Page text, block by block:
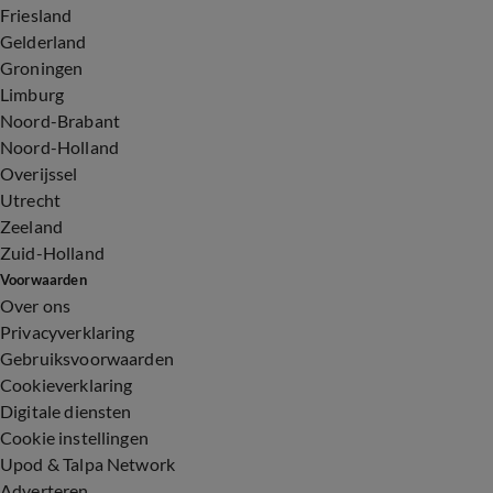
Friesland
Gelderland
Groningen
Limburg
Noord-Brabant
Noord-Holland
Overijssel
Utrecht
Zeeland
Zuid-Holland
Voorwaarden
Over ons
Privacyverklaring
Gebruiksvoorwaarden
Cookieverklaring
Digitale diensten
Cookie instellingen
Upod & Talpa Network